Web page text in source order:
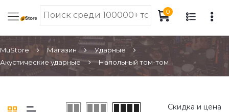
0
MuStore Магазин
Ударные
Акустические ударные
Напольный том-том
Скидка и цена